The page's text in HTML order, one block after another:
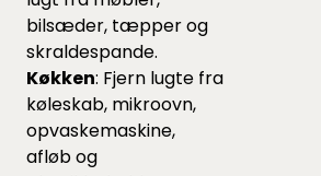
bilsæder, tæpper og
skraldespande.
Køkken: Fjern lugte fra
køleskab, mikroovn,
opvaskemaskine,
afløb og